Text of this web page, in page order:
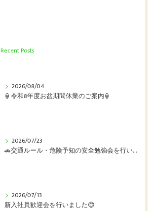
Recent Posts
2026/08/04
🏮令和8年度お盆期間休業のご案内🏮
2026/07/23
🚗交通ルール・危険予知の安全勉強会を行いました🚛
2026/07/13
新入社員歓迎会を行いました😊